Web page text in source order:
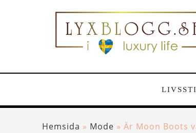
Hemsida » Mode » Är Moon Boots